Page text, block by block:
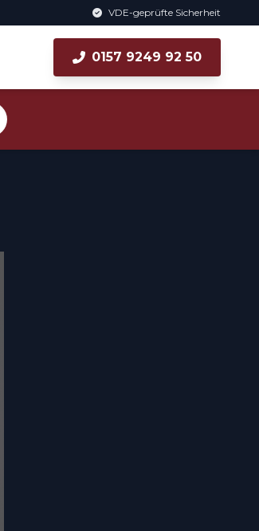
VDE-geprüfte Sicherheit
0157 9249 92 50